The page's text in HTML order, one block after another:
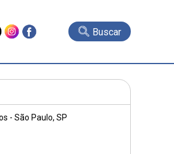
Buscar
- São Paulo, SP